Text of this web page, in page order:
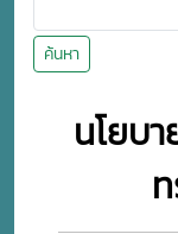
ค้นหา
นโยบ